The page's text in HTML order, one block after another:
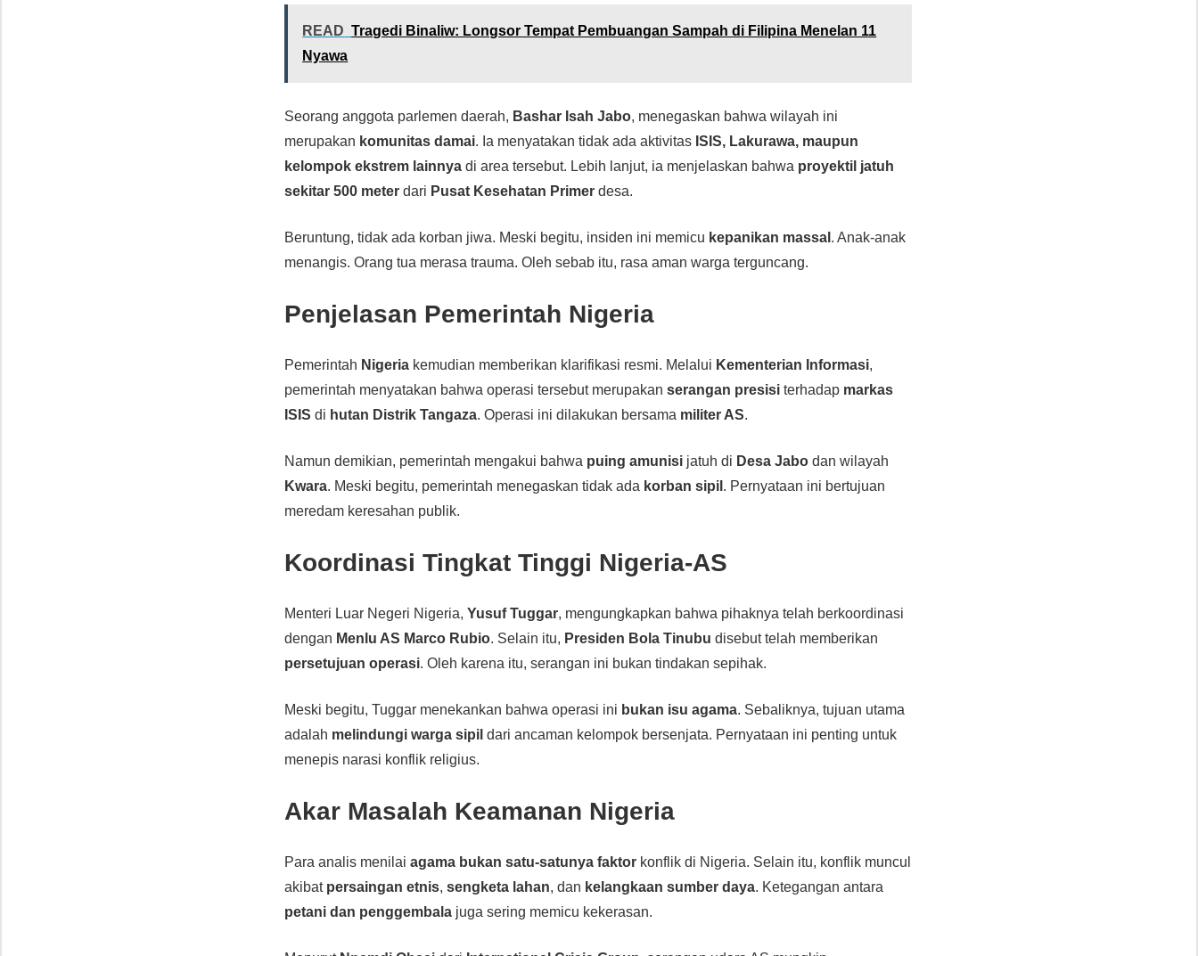
READ Tragedi Binaliw: Longsor Tempat Pembuangan Sampah di Filipina Menelan 11
Nyawa
Seorang anggota parlemen daerah, Bashar Isah Jabo, menegaskan bahwa wilayah ini
merupakan komunitas damai. Ia menyatakan tidak ada aktivitas ISIS, Lakurawa, maupun
kelompok ekstrem lainnya di area tersebut. Lebih lanjut, ia menjelaskan bahwa proyektil jatuh
sekitar 500 meter dari Pusat Kesehatan Primer desa.
Beruntung, tidak ada korban jiwa. Meski begitu, insiden ini memicu kepanikan massal . Anak-anak
menangis. Orang tua merasa trauma. Oleh sebab itu, rasa aman warga terguncang.
Penjelasan Pemerintah Nigeria
Pemerintah Nigeria kemudian memberikan klarifikasi resmi. Melalui Kementerian Informasi,
pemerintah menyatakan bahwa operasi tersebut merupakanserangan presisi terhadap markas
ISIS di hutan Distrik Tangaza. Operasi ini dilakukan bersama militer AS.
Namun demikian, pemerintah mengakui bahwa puing amunisi jatuh di Desa Jabo dan wilayah
Kwara. Meski begitu, pemerintah menegaskan tidak ada korban sipil . Pernyataan ini bertujuan
meredam keresahan publik.
Koordinasi Tingkat Tinggi Nigeria-AS
Menteri Luar Negeri Nigeria,Yusuf Tuggar, mengungkapkan bahwa pihaknya telah berkoordinasi
dengan Menlu AS Marco Rubio. Selain itu, Presiden Bola Tinubu disebut telah memberikan
persetujuan operasi. Oleh karena itu, serangan ini bukan tindakan sepihak.
Meski begitu, Tuggar menekankan bahwa operasi ini bukan isu agama. Sebaliknya, tujuan utama
adalah melindungi warga sipil dari ancaman kelompok bersenjata. Pernyataan ini penting untuk
menepis narasi konflik religius.
Akar Masalah Keamanan Nigeria
Para analis menilaiagama bukan satu-satunya faktor konflik di Nigeria. Selain itu, konflik muncul
akibat persaingan etnis,sengketa lahan, dan kelangkaan sumber daya. Ketegangan antara
petani dan penggembala juga sering memicu kekerasan.